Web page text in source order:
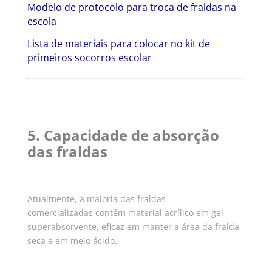
Modelo de protocolo para troca de fraldas na
escola
Lista de materiais para colocar no kit de
primeiros socorros escolar
5. Capacidade de absorção
das fraldas
Atualmente, a maioria das fraldas
comercializadas contém material acrílico em gel
superabsorvente, eficaz em manter a área da fralda
seca e em meio ácido.